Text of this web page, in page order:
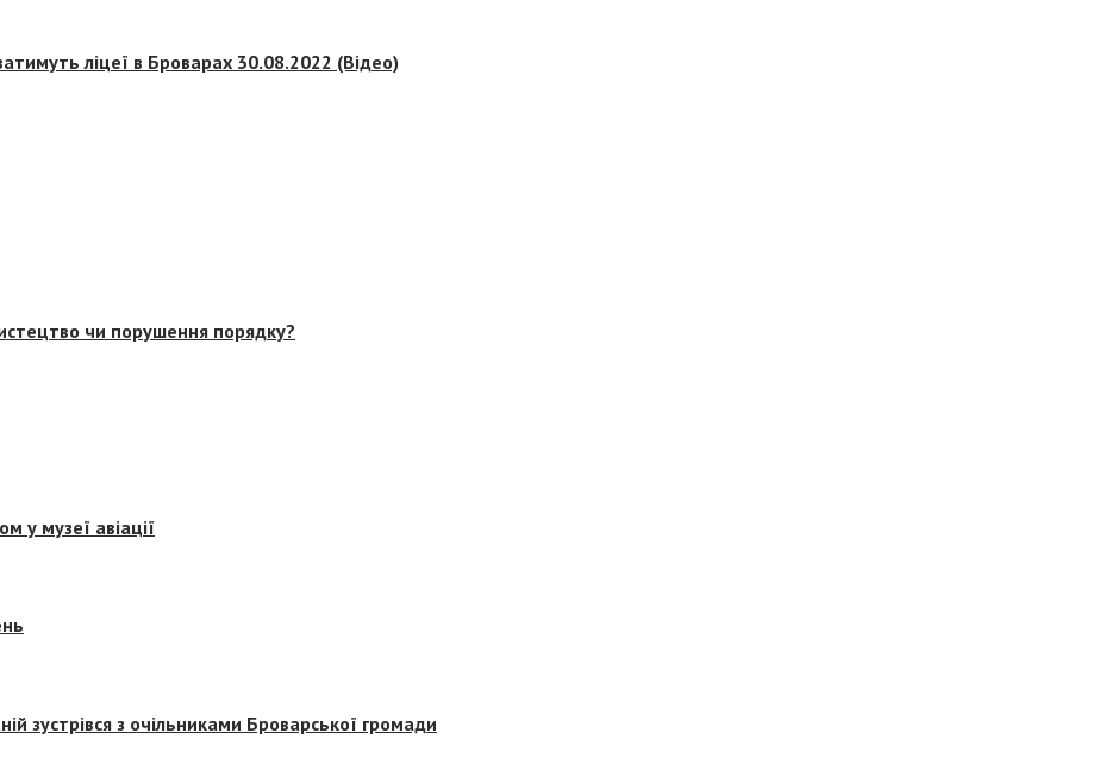
ліцеї в Броварах 30.08.2022 (Відео)
чи порушення порядку?
у музеї авіації
зустрівся з очільниками Броварської громади